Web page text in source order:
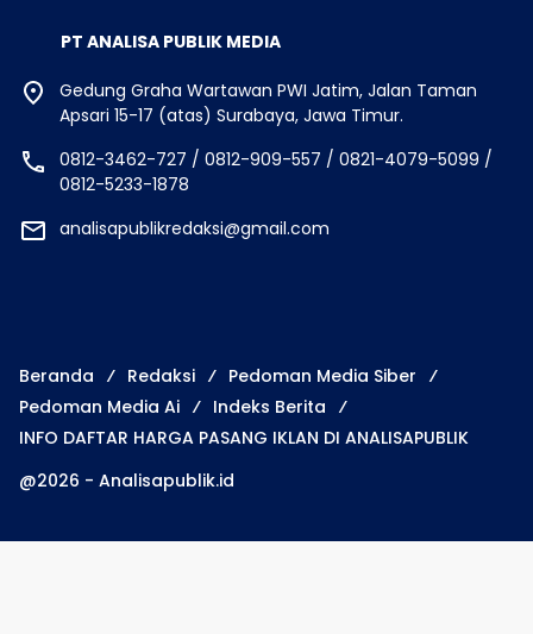
PT ANALISA PUBLIK MEDIA
Gedung Graha Wartawan PWI Jatim, Jalan Taman
Apsari 15-17 (atas) Surabaya, Jawa Timur.
0812-3462-727 / 0812-909-557 / 0821-4079-5099 /
0812-5233-1878
analisapublikredaksi@gmail.com
Beranda Redaksi
Pedoman Media Siber
Pedoman Media Ai
Indeks Berita
INFO DAFTAR HARGA PASANG IKLAN DI ANALISAPUBLIK
@2026 - Analisapublik.id